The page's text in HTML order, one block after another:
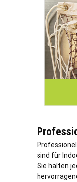
sind für
Sie halten